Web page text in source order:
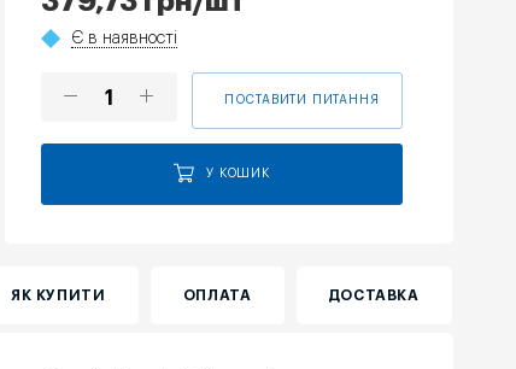
Є в наявності
ПОСТАВИТИ ПИТАННЯ
У КОШИК
ЯК КУПИТИ ОПЛАТА ДОСТАВКА